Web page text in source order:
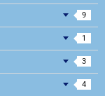
9
1
3
4